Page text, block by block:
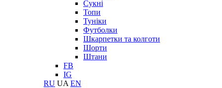
Сукні
Топи
Туніки
Футболки
Шкарпетки та колготи
Шорти
Штани
FB
IG
RU UA EN